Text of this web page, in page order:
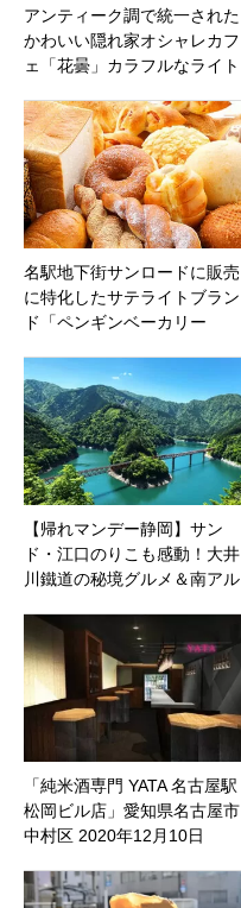
アンティーク調で統一された
かわいい隠れ家オシャレカフ
ェ「花曇」カラフルなライト
名駅地下街サンロードに販売
に特化したサテライトブラン
ド「ペンギンベーカリー
カリーオープン！
【帰れマンデー静岡】サン
ド・江口のりこも感動！大井
川鐵道の秘境グルメ＆南アル
ットまとめ。
「純米酒専門 YATA 名古屋駅
松岡ビル店」愛知県名古屋市
中村区 2020年12月10日